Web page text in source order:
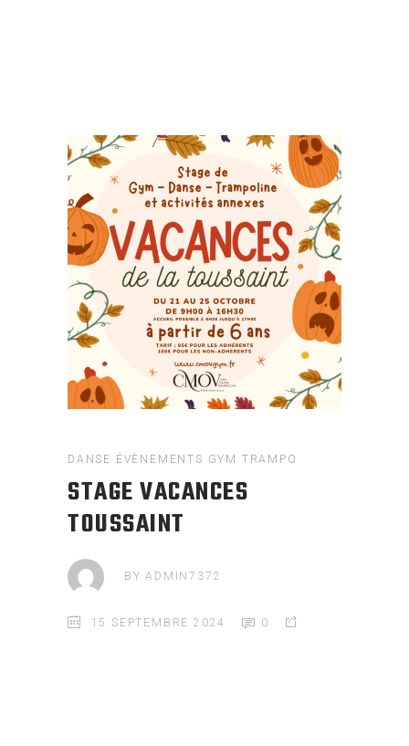
DANSE ÉVÈNEMENTS GYM TRAMPO
STAGE VACANCES
TOUSSAINT
BYADMIN7372
15 SEPTEMBRE 2024 0